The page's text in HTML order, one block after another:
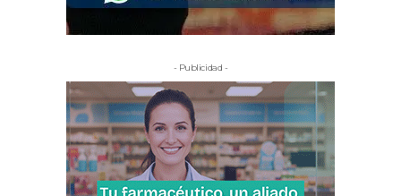
- Publicidad -